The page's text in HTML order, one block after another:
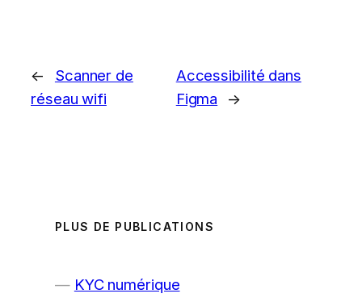
←
Scanner de
réseau wifi
Accessibilité dans
Figma
→
PLUS DE PUBLICATIONS
KYC numérique